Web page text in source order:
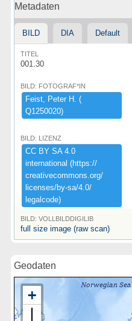
Metadaten
BILD DIA Default
TITEL
001.30
BILD: FOTOGRAF*IN
Feist,​ ​Peter ​H.​ ​(​
Q1250020)​
BILD: LIZENZ
CC ​BY ​SA ​4.​0 ​
international ​(​https:​/​/​
creativecommons.​org/​
licenses/​by-​sa/​4.​0/​
legalcode)​
BILD: VOLLBILDDIGILIB
full size image (raw scan)
Geodaten